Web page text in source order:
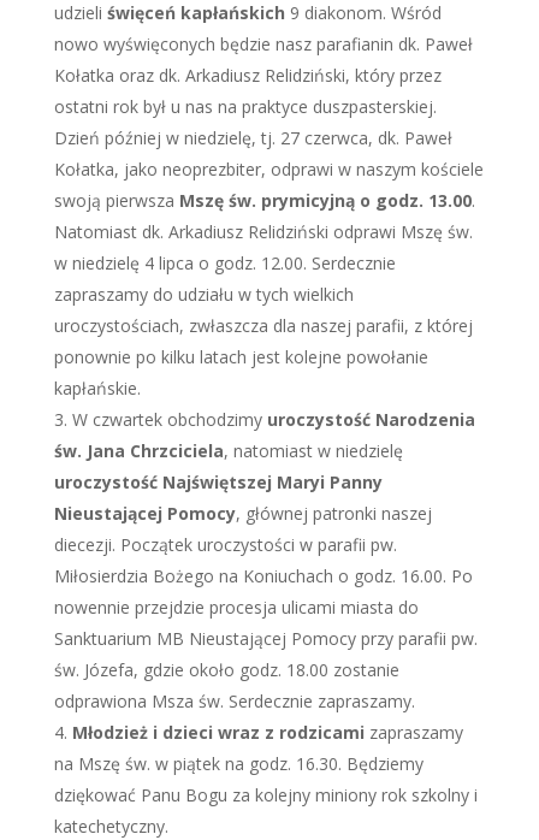
udzieli święceń kapłańskich 9 diakonom. Wśród
nowo wyświęconych będzie nasz parafianin dk. Paweł
Kołatka oraz dk. Arkadiusz Relidziński, który przez
ostatni rok był u nas na praktyce duszpasterskiej.
Dzień później w niedzielę, tj. 27 czerwca, dk. Paweł
Kołatka, jako neoprezbiter, odprawi w naszym kościele
swoją pierwsza Mszę św. prymicyjną o godz. 13.00.
Natomiast dk. Arkadiusz Relidziński odprawi Mszę św.
w niedzielę 4 lipca o godz. 12.00. Serdecznie
zapraszamy do udziału w tych wielkich
uroczystościach, zwłaszcza dla naszej parafii, z której
ponownie po kilku latach jest kolejne powołanie
kapłańskie.
W czwartek obchodzimy uroczystość Narodzenia
św. Jana Chrzciciela, natomiast w niedzielę
uroczystość Najświętszej Maryi Panny
Nieustającej Pomocy, głównej patronki naszej
diecezji. Początek uroczystości w parafii pw.
Miłosierdzia Bożego na Koniuchach o godz. 16.00. Po
nowennie przejdzie procesja ulicami miasta do
Sanktuarium MB Nieustającej Pomocy przy parafii pw.
św. Józefa, gdzie około godz. 18.00 zostanie
odprawiona Msza św. Serdecznie zapraszamy.
Młodzież i dzieci wraz z rodzicami zapraszamy
na Mszę św. w piątek na godz. 16.30. Będziemy
dziękować Panu Bogu za kolejny miniony rok szkolny i
katechetyczny.